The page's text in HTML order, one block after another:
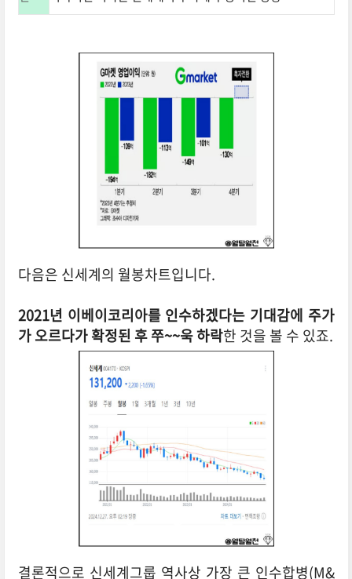
다음은 신세계의 월봉차트입니다.
2021년 이베이코리아를 인수하겠다는 기대감에 주가
가 오르다가 확정된 후 쭈~~욱 하락한 것을 볼 수 있죠.
결론적으로 신세계그룹 역사상 가장 큰 인수합병(M&